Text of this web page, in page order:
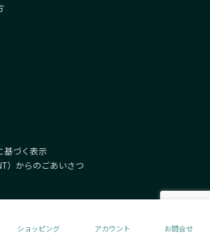
基づく表示
）からのごあいさつ
ショッピング アカウント お問合せ